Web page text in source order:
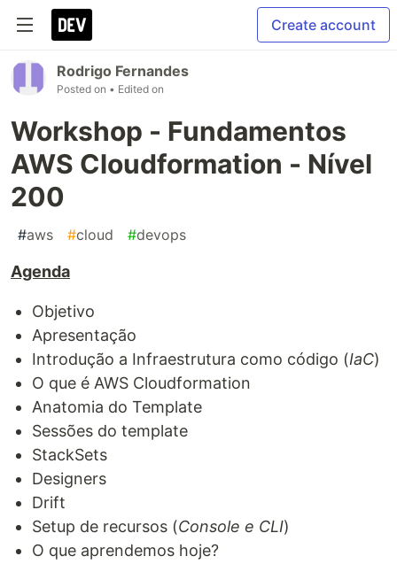
Create account
Rodrigo Fernandes
Posted on • Edited on
Workshop - Fundamentos
AWS Cloudformation - Nível
200
#aws #cloud #devops
Agenda
Objetivo
Apresentação
Introdução a Infraestrutura como código (IaC)
O que é AWS Cloudformation
Anatomia do Template
Sessões do template
StackSets
Designers
Drift
Setup de recursos (Console e CLI)
O que aprendemos hoje?